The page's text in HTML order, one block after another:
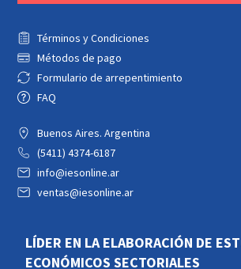
Términos y Condiciones
Métodos de pago
Formulario de arrepentimiento
FAQ
Buenos Aires. Argentina
(5411) 4374-6187
info@iesonline.ar
ventas@iesonline.ar
LÍDER EN LA ELABORACIÓN DE
ECONÓMICOS SECTORIALES